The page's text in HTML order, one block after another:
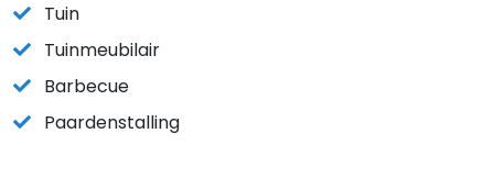
Tuin
Tuinmeubilair
Barbecue
Paardenstalling